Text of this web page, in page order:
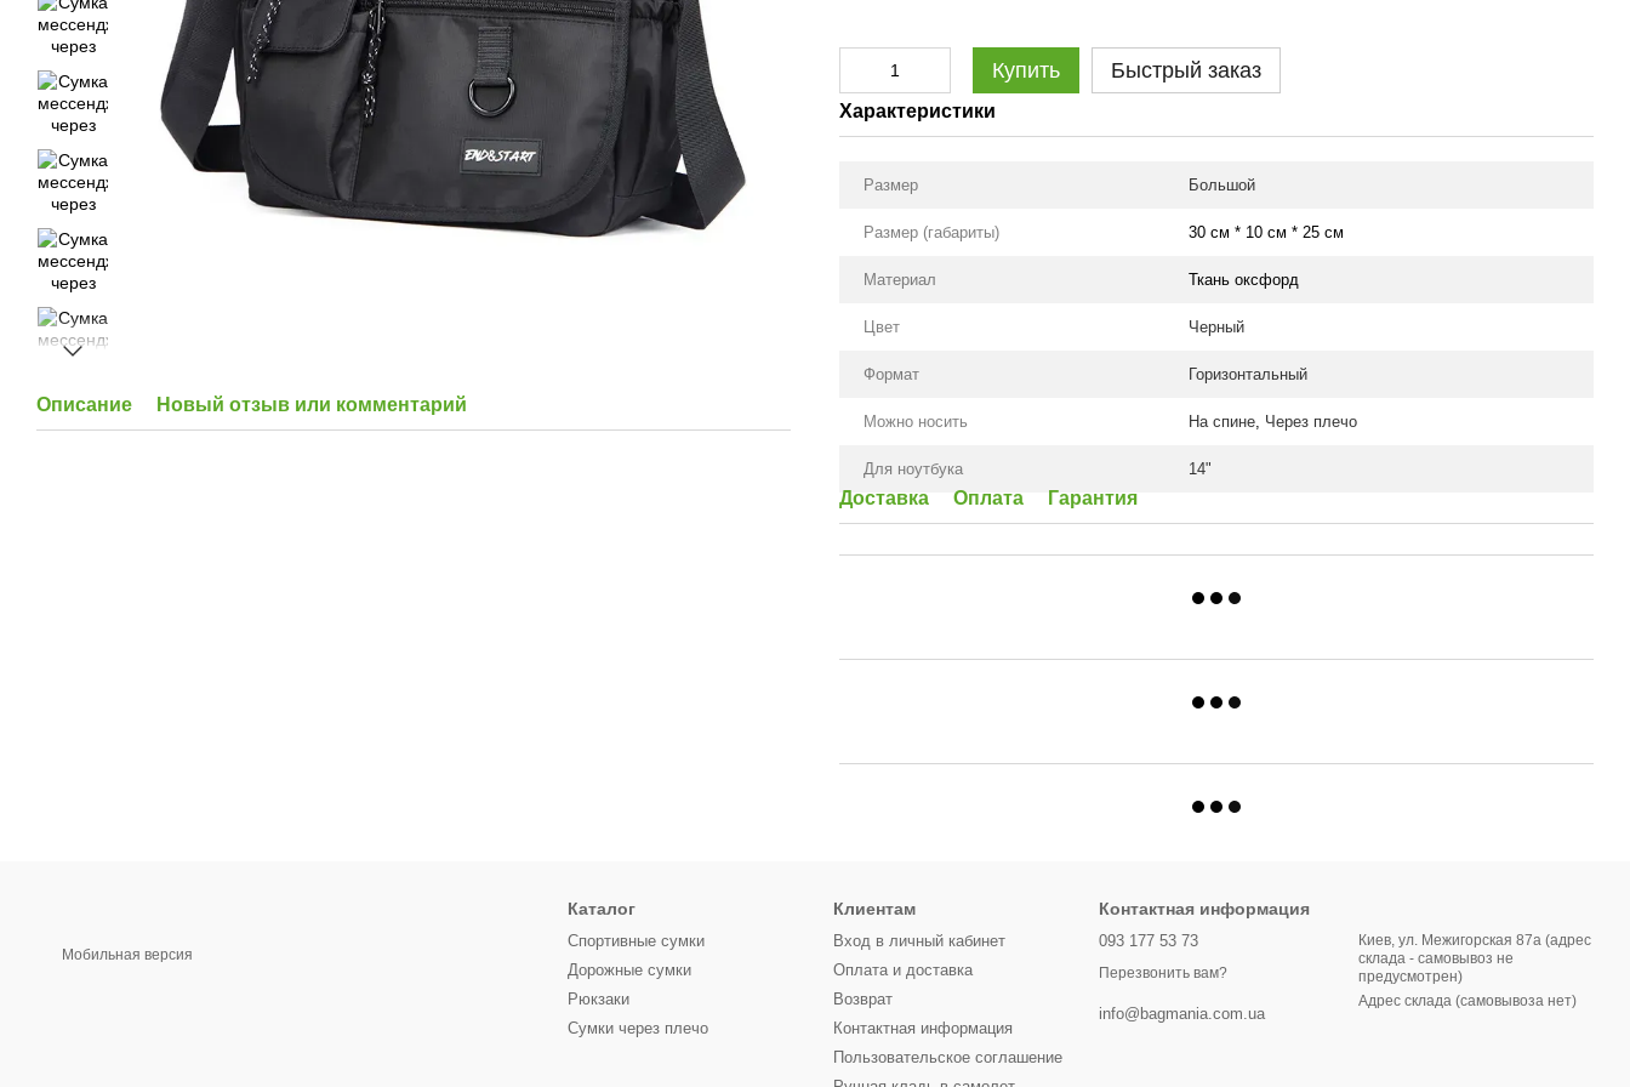
Описание Новый отзыв или комментарий
Купить Быстрый заказ
Характеристики
Размер Большой
Размер (габариты) 30 см * 10 см * 25 см
Материал Ткань оксфорд
Цвет Черный
Формат Горизонтальный
Можно носить На спине, Через плечо
Для ноутбука 14"
Доставка Оплата Гарантия
Мобильная версия
Каталог
Спортивные сумки
Дорожные сумки
Рюкзаки
Сумки через плечо
Клиентам
Вход в личный кабинет
Оплата и доставка
Возврат
Контактная информация
Пользовательское соглашение
Контактная информация
093 177 53 73
Перезвонить вам?
info@bagmania.com.ua
Киев, ул. Межигорская 87а (адрес
склада - самовывоз не
предусмотрен)
Адрес склада (самовывоза нет)